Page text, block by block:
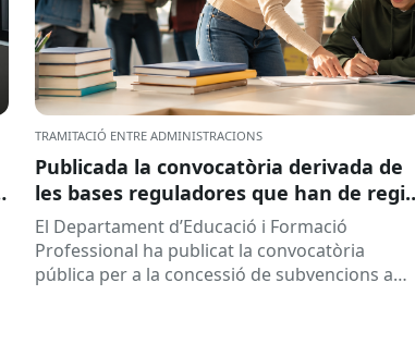
TRAMITACIÓ ENTRE ADMINISTRACIONS
Publicada la convocatòria derivada de
les bases reguladores que han de regir
la concessió de subvencions a centres
educatius, per al desenvolupament de
programes de formació i inserció,
El Departament d’Educació i Formació
Professional ha publicat la convocatòria
pública per a la concessió de subvencions a